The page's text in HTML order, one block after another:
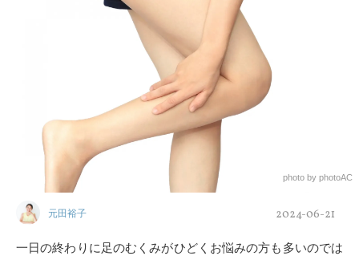
photo by photoAC
元田裕子 2024-06-21
一日の終わりに足のむくみがひどくお悩みの方も多いのでは